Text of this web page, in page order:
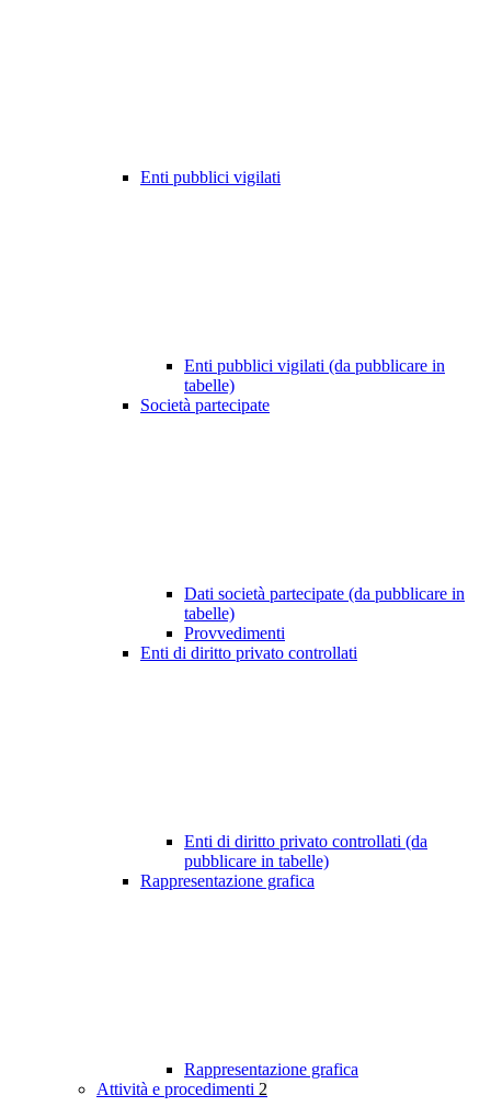
Enti pubblici vigilati
Enti pubblici vigilati (da pubblicare in
tabelle)
Società partecipate
Dati società partecipate (da pubblicare in
tabelle)
Provvedimenti
Enti di diritto privato controllati
Enti di diritto privato controllati (da
pubblicare in tabelle)
Rappresentazione grafica
Rappresentazione grafica
Attività e procedimenti 2